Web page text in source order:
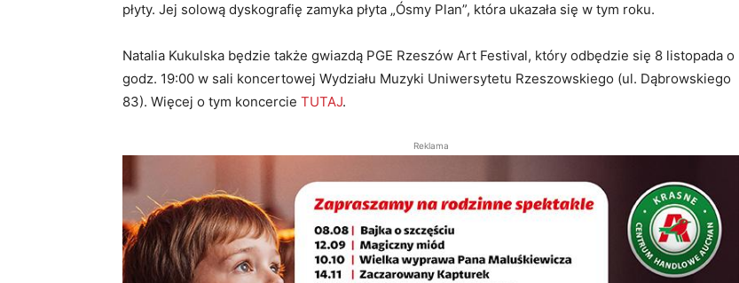
płyty. Jej solową dyskografię zamyka płyta „Ósmy Plan”, która ukazała się w tym roku.
Natalia Kukulska będzie także gwiazdą PGE Rzeszów Art Festival, który odbędzie się 8 listopada o
godz. 19:00 w sali koncertowej Wydziału Muzyki Uniwersytetu Rzeszowskiego (ul. Dąbrowskiego
83). Więcej o tym koncercie TUTAJ.
Reklama